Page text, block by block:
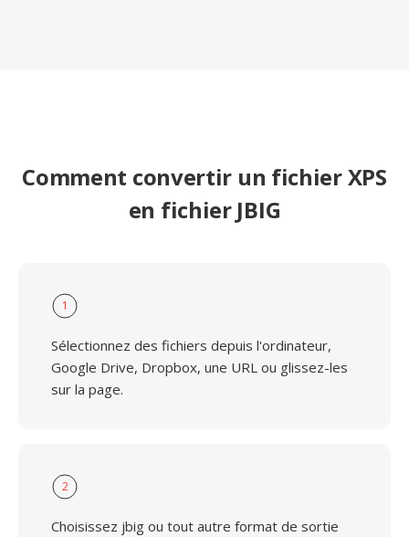
Comment convertir un fichier XPS
en fichier JBIG
1
Sélectionnez des fichiers depuis l'ordinateur,
Google Drive, Dropbox, une URL ou glissez-les
sur la page.
2
Choisissez jbig ou tout autre format de sortie